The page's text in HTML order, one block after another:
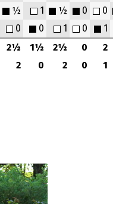
2½ 1½ 2½ 0 2
2 0 2 0 1
½ 1 ½ 0 0
0 0 1 0 1